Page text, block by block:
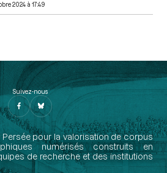
2024 à 17:49
Suivez-nous
pour la valorisation de corpus
numérisés construits en
de recherche et des institutions